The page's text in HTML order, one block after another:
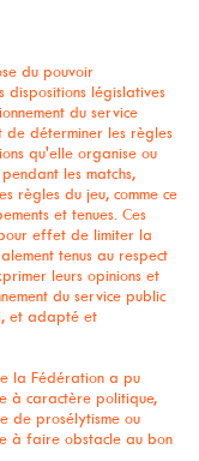
du pouvoir
dispositions législatives
du service
de déterminer les règles
qu'elle organise ou
les matchs,
règles du jeu, comme ce
et tenues. Ces
effet de limiter la
tenus au respect
leurs opinions et
du service public
et adapté et
la Fédération a pu
à caractère politique,
de prosélytisme ou
à faire obstacle au bon